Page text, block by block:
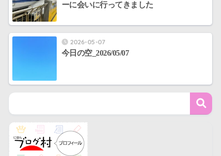
ーに会いに行ってきました
2026-05-07
今日の空_2026/05/07